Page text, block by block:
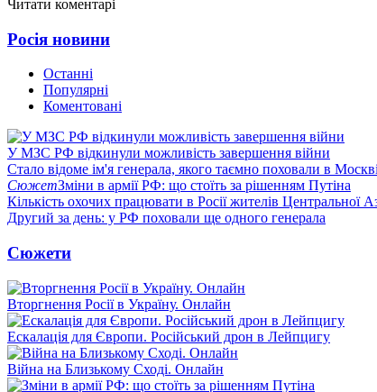
Читати коментарі
Росія новини
Останні
Популярні
Коментовані
У МЗС РФ відкинули можливість завершення війни
Стало відоме ім'я генерала, якого таємно поховали в Москві
СюжетЗміни в армії РФ: що стоїть за рішенням Путіна
Кількість охочих працювати в Росії жителів Центральної
Другий за день: у РФ поховали ще одного генерала
Сюжети
Вторгнення Росії в Україну. Онлайн
Ескалація для Європи. Російський дрон в Лейпцигу
Війна на Близькому Сході. Онлайн